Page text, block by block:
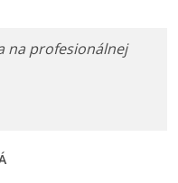
na profesionálnej